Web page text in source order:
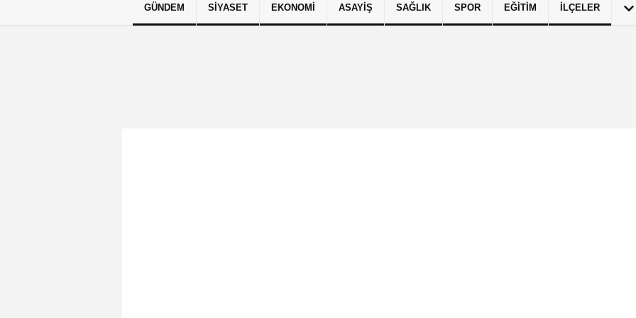
Künye İletişim Çerez Politikası Gizlilik İlkeleri
GÜNDEM SIYASET EKONOMI ASAYIŞ SAĞLIK SPOR EĞITIM İLÇELER